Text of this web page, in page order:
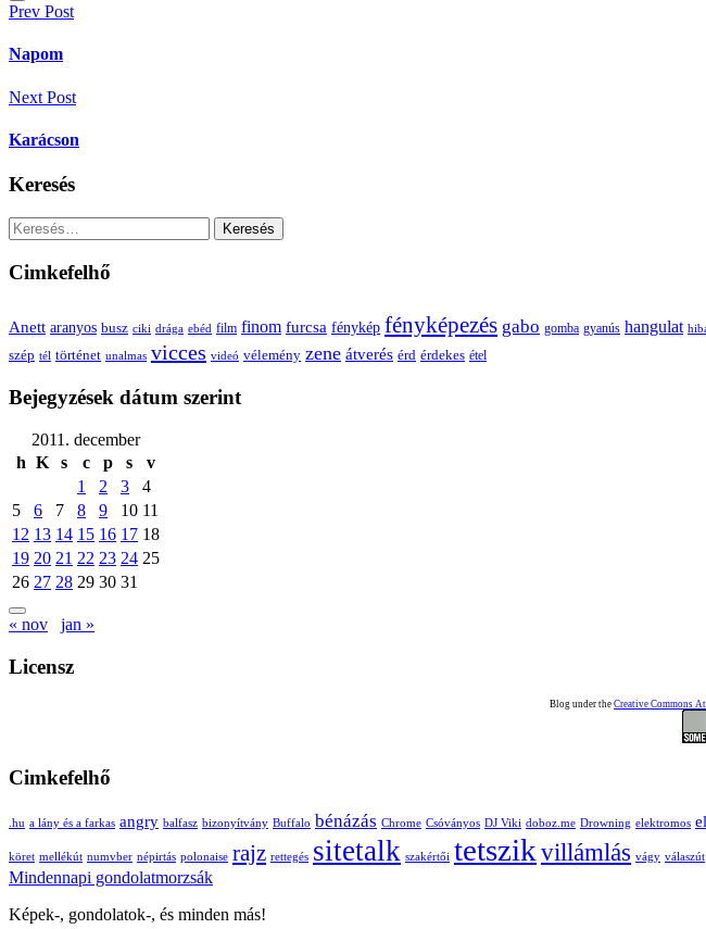
Bejegyzés
navigáció
Prev Post
Napom
Next Post
Karácson
Keresés
Keresés:
Cimkefelhő
Anett aranyos busz ciki drága ebéd film finom furcsa fénykép fényképezés gabo gomba gyanús hangulat
szép tél történet unalmas vicces videó vélemény zene átverés érd érdekes étel
Bejegyzések dátum szerint
2011. december
h K s c p s
v
1
2 3
4
5
6 7 8 9 10 11
12 13 14 15 16 17 18
19 20 21 22 23 24 25
26 27 28 29 30 31
« nov jan »
Licensz
Blog under the Creative Commons
Cimkefelhő
.hu a lány és a farkas angry balfasz bizonyítvány Buffalo bénázás Chrome Csóványos DJ Viki doboz.me Drowning elektromos
köret mellékút numvber népirtás polonaise rajz rettegés sitetalk szakértői tetszik villámlás vágy válaszút
Mindennapi gondolatmorzsák
Képek-, gondolatok-, és minden más!